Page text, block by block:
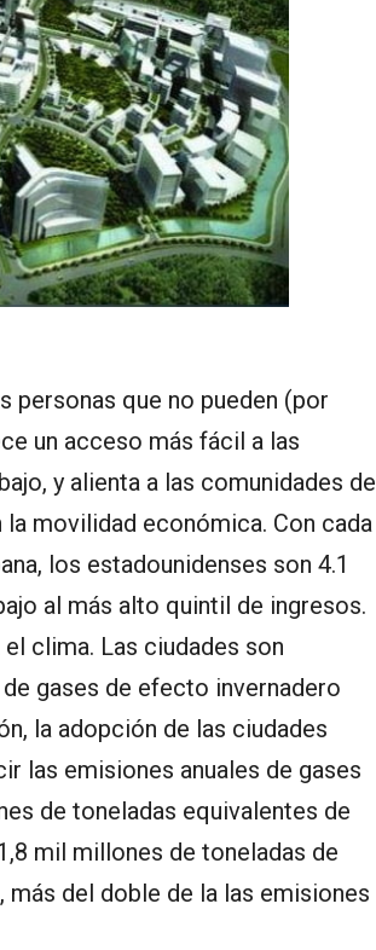
personas que no pueden (por
un acceso más fácil a las
y alienta a las comunidades de
movilidad económica. Con cada
los estadounidenses son 4.1
al más alto quintil de ingresos.
clima. Las ciudades son
gases de efecto invernadero
la adopción de las ciudades
las emisiones anuales de gases
de toneladas equivalentes de
mil millones de toneladas de
del doble de la las emisiones